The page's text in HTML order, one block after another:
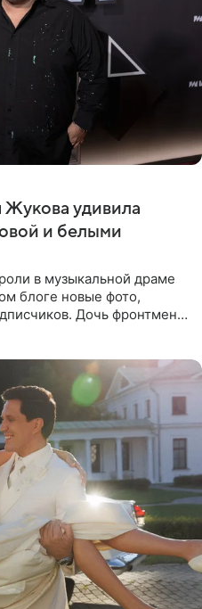
Жукова удивила
и белыми
в музыкальной драме
блоге новые фото,
Дочь фронтмена